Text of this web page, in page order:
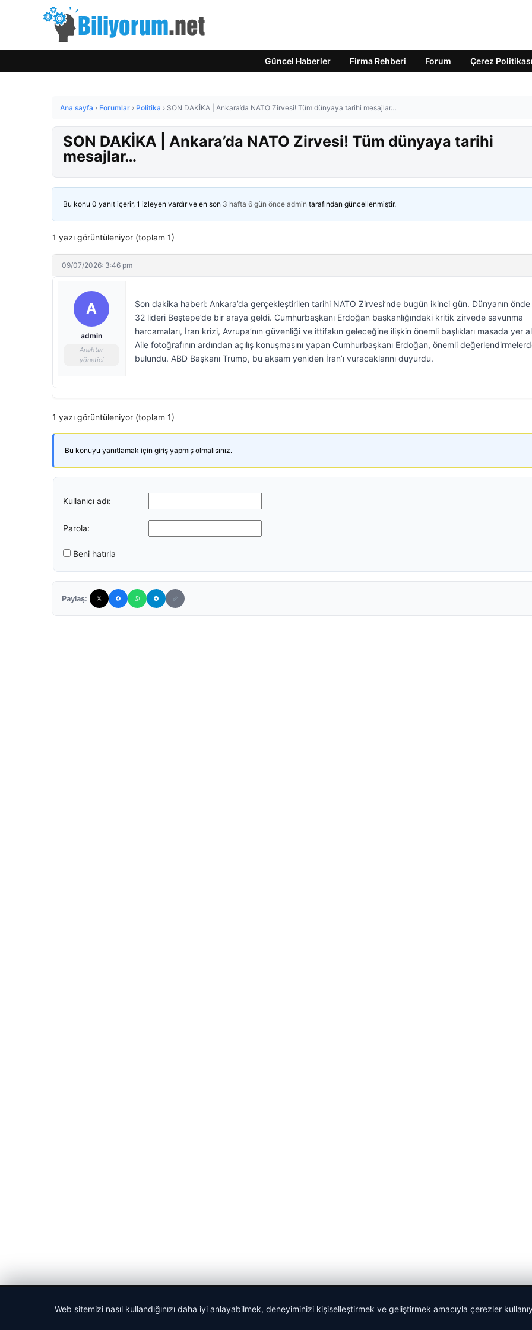
Güncel Haberler Firma Rehberi Forum Çerez Politikası
Ana sayfa › Forumlar › Politika › SON DAKİKA | Ankara’da NATO Zirvesi! Tüm dünyaya tarihi mesajlar…
SON DAKİKA | Ankara’da NATO Zirvesi! Tüm dünyaya tarihi
mesajlar…
Bu konu 0 yanıt içerir, 1 izleyen vardır ve en son 3 hafta 6 gün önce admin tarafından güncellenmiştir.
1 yazı görüntüleniyor (toplam 1)
09/07/2026: 3:46 pm
A
admin
Anahtar
yönetici
Son dakika haberi: Ankara’da gerçekleştirilen tarihi NATO Zirvesi’nde bugün ikinci gün. Dünyanın
32 lideri Beştepe’de bir araya geldi. Cumhurbaşkanı Erdoğan başkanlığındaki kritik zirvede savunma
harcamaları, İran krizi, Avrupa’nın güvenliği ve ittifakın geleceğine ilişkin önemli başlıkları masada yer
Aile fotoğrafının ardından açılış konuşmasını yapan Cumhurbaşkanı Erdoğan, önemli
bulundu. ABD Başkanı Trump, bu akşam yeniden İran’ı vuracaklarını duyurdu.
1 yazı görüntüleniyor (toplam 1)
Bu konuyu yanıtlamak için giriş yapmış olmalısınız.
Kullanıcı adı:
Parola:
Beni hatırla
Paylaş:
© 2026 Biliyorum – Güncel Haber ve Bilgi Portalı
Web sitemizi nasıl kullandığınızı daha iyi anlayabilmek, deneyiminizi kişiselleştirmek ve geliştirmek amacıyla çerezler